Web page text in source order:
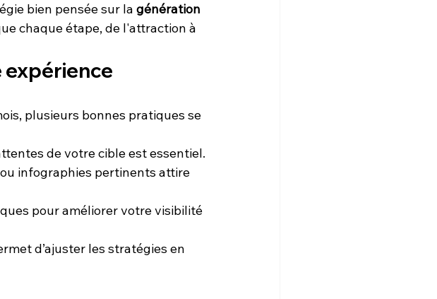
bien pensée sur la génération
chaque étape, de l'attraction à
expérience
plusieurs bonnes pratiques se
de votre cible est essentiel.
infographies pertinents attire
pour améliorer votre visibilité
d’ajuster les stratégies en